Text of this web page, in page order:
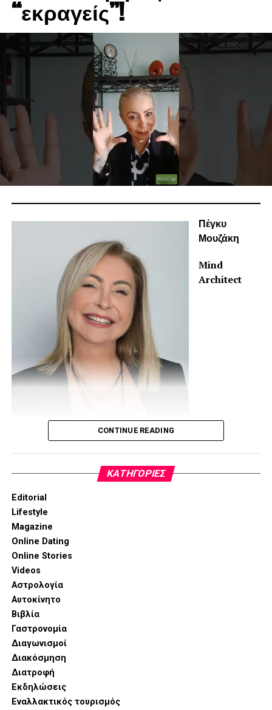
“εκραγείς”!
Πέγκυ
Μουζάκη
Mind
Architect
www.peggymouzaki.com
peg.mouzaki@gmail.com
CONTINUE READING
KΑΤΗΓΟΡΊΕΣ
Editorial
Lifestyle
Magazine
Online Dating
Online Stories
Videos
Αστρολογία
Αυτοκίνητο
Βιβλία
Γαστρονομία
Διαγωνισμοί
Διακόσμηση
Διατροφή
Εκδηλώσεις
Εναλλακτικός τουρισμός